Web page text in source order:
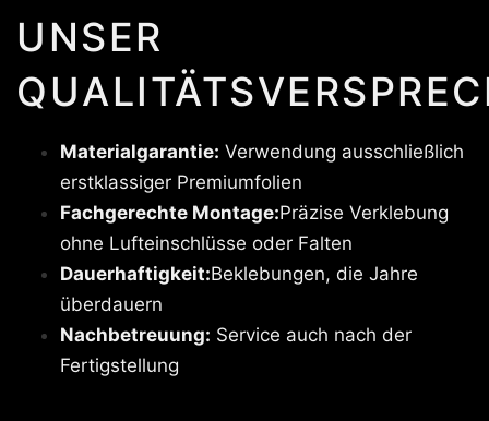
UNSER
Materialgarantie: Verwendung ausschließlich
erstklassiger Premiumfolien
Fachgerechte Montage:Präzise Verklebung
ohne Lufteinschlüsse oder Falten
Dauerhaftigkeit:Beklebungen, die Jahre
überdauern
Nachbetreuung: Service auch nach der
Fertigstellung